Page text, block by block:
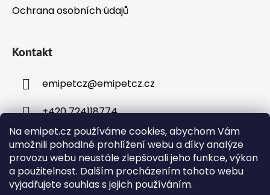
Na emipet.cz používáme cookies, abychom Vám
umožnili pohodlné prohlížení webu a díky analýze
provozu webu neustále zlepšovali jeho funkce, výkon
a použitelnost. Dalším procházením tohoto webu
vyjadřujete souhlas s jejich používáním.
Ochrana osobních údajů
Kontakt
emipetcz@emipetcz.cz
+420 724118774
Instagram